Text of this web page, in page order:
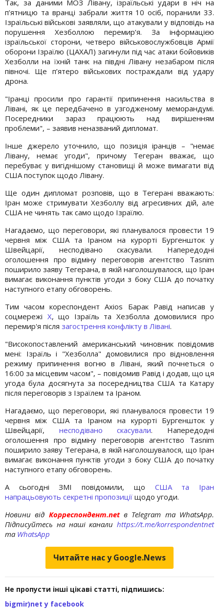
Так, за даними МОЗ Лівану, ізраїльські удари в ніч на
п’ятницю та вранці забрали життя 10 осіб, поранили 33.
Ізраїльські військові заявляли, що атакували у відповідь на
порушення Хезболлою перемир’я. За інформацією
ізраїльської сторони, четверо військовослужбовців Армії
оборони Ізраїлю (ЦАХАЛ) загинули під час атаки бойовиків
Хезболли на їхній танк на півдні Лівану незабаром після
півночі. Ще п’ятеро військових постраждали від удару
дрона.
"Іранці просили про гарантії припинення насильства в
Лівані, як це передбачено в узгодженому меморандумі.
Посередники зараз працюють над вирішенням
проблеми", – заявив неназваний дипломат.
Інше джерело уточнило, що позиція іранців – "немає
Лівану, немає угоди", причому Тегеран вважає, що
перебуває у вигіднішому становищі й може вимагати від
США поступок щодо Лівану.
Ще один дипломат розповів, що в Тегерані вважають:
Іран може стримувати Хезболлу від агресивних дій, але
США не чинять так само щодо Ізраїлю.
Нагадаємо, що переговори, які планувалося провести 19
червня між США та Іраном на курорті Бургеншток у
Швейцарії, несподівано скасували. Напередодні
оголошення про відміну переговорів агентство Tasnim
поширило заяву Тегерана, в якій наголошувалося, що Іран
вимагає виконання пунктів угоди з боку США до початку
наступного етапу обговорень.
Тим часом кореспондент Axios Барак Равід написав у
соцмережі X, що Ізраїль та Хезболла домовилися про
перемир'я після загострення конфлікту в Лівані.
"Високопоставлений американський чиновник повідомив
мені: Ізраїль і "Хезболла" домовилися про відновлення
режиму припинення вогню в Лівані, який почнеться о
16:00 за місцевим часом", – повідомив Равід і додав, що ця
угода була досягнута за посередництва США та Катару
після переговорів з Ізраїлем та Іраном.
Нагадаємо, що переговори, які планувалося провести 19
червня між США та Іраном на курорті Бургеншток у
Швейцарії, несподівано скасували. Напередодні
оголошення про відміну переговорів агентство Tasnim
поширило заяву Тегерана, в якій наголошувалося, що Іран
вимагає виконання пунктів угоди з боку США до початку
наступного етапу обговорень.
А сьогодні ЗМІ повідомили, що США та Іран
напрацьовують секретні пропозиції щодо угоди.
Новини від Корреспондент.netв Telegram та WhatsApp.
Підписуйтесь на наші канали https://t.me/korrespondentnet
та WhatsApp
Читайте нас у Google.News
Не пропусти інші цікаві статті, підпишись:
bigmir)net у facebook